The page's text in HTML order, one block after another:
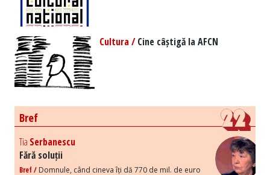
Cultura /Cine câștigă la AFCN
Bref
Tia Serbanescu
Fără soluții
Bref / Domnule, când cineva îți dă 770 de mil. de euro